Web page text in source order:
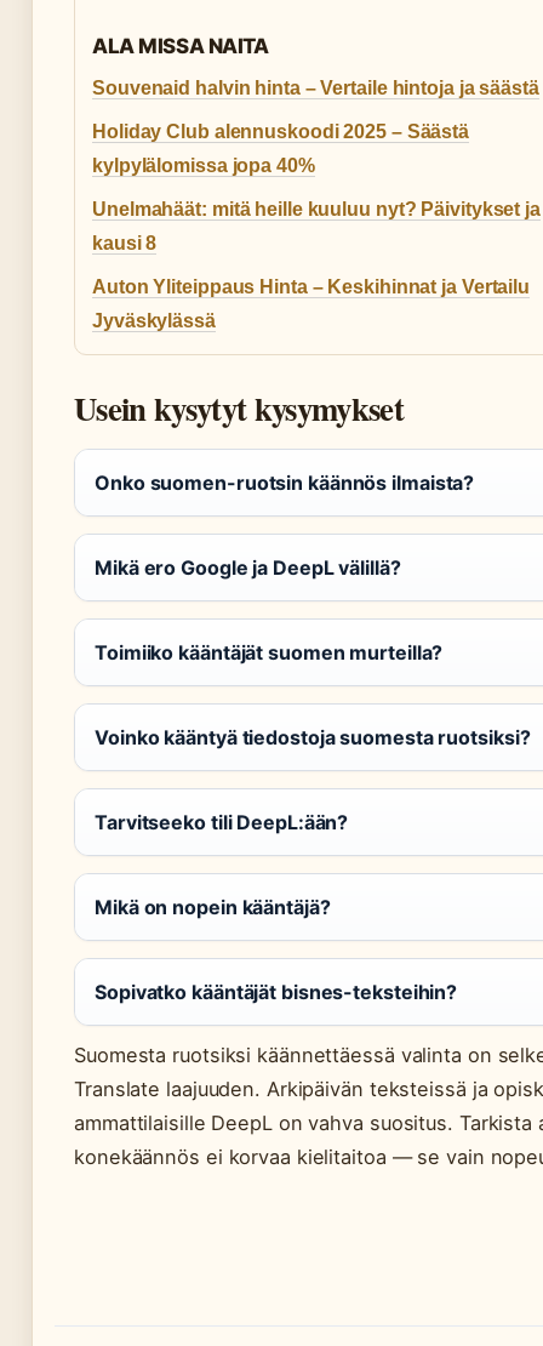
ALA MISSA NAITA
Souvenaid halvin hinta – Vertaile hintoja ja säästä
Holiday Club alennuskoodi 2025 – Säästä
kylpylälomissa jopa 40%
Unelmahäät: mitä heille kuuluu nyt? Päivitykset ja
kausi 8
Auton Yliteippaus Hinta – Keskihinnat ja Vertailu
Jyväskylässä
Usein kysytyt kysymykset
Onko suomen-ruotsin käännös ilmaista?
Mikä ero Google ja DeepL välillä?
Toimiiko kääntäjät suomen murteilla?
Voinko kääntyä tiedostoja suomesta ruotsiksi?
Tarvitseeko tili DeepL:ään?
Mikä on nopein kääntäjä?
Sopivatko kääntäjät bisnes-teksteihin?
Suomesta ruotsiksi käännettäessä valinta on
Translate laajuuden. Arkipäivän teksteissä ja
ammattilaisille DeepL on vahva suositus.
konekäännös ei korvaa kielitaitoa — se vain